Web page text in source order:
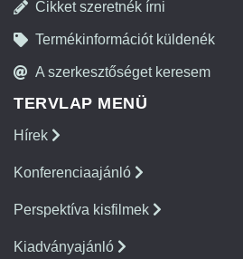
Cikket szeretnék írni
Termékinformációt küldenék
A szerkesztőséget keresem
TERVLAP MENÜ
Hírek
Konferenciaajánló
Perspektíva kisfilmek
Kiadványajánló